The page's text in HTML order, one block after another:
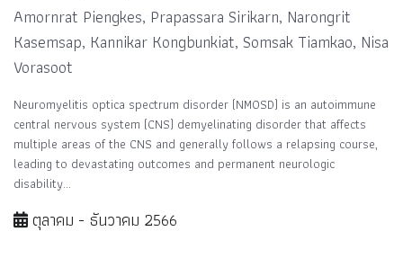
Amornrat Piengkes, Prapassara Sirikarn, Narongrit
Kasemsap, Kannikar Kongbunkiat, Somsak Tiamkao, Nisa
Vorasoot
Neuromyelitis optica spectrum disorder (NMOSD) is an autoimmune
central nervous system (CNS) demyelinating disorder that affects
multiple areas of the CNS and generally follows a relapsing course,
leading to devastating outcomes and permanent neurologic
disability...
ตุลาคม - ธันวาคม 2566